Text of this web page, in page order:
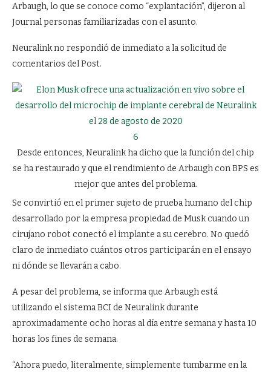
Arbaugh, lo que se conoce como “explantación”, dijeron al
Journal personas familiarizadas con el asunto.
Neuralink no respondió de inmediato a la solicitud de
comentarios del Post.
6
Desde entonces, Neuralink ha dicho que la función del chip
se ha restaurado y que el rendimiento de Arbaugh con BPS es
mejor que antes del problema.
Se convirtió en el primer sujeto de prueba humano del chip
desarrollado por la empresa propiedad de Musk cuando un
cirujano robot conectó el implante a su cerebro. No quedó
claro de inmediato cuántos otros participarán en el ensayo
ni dónde se llevarán a cabo.
A pesar del problema, se informa que Arbaugh está
utilizando el sistema BCI de Neuralink durante
aproximadamente ocho horas al día entre semana y hasta 10
horas los fines de semana.
“Ahora puedo, literalmente, simplemente tumbarme en la